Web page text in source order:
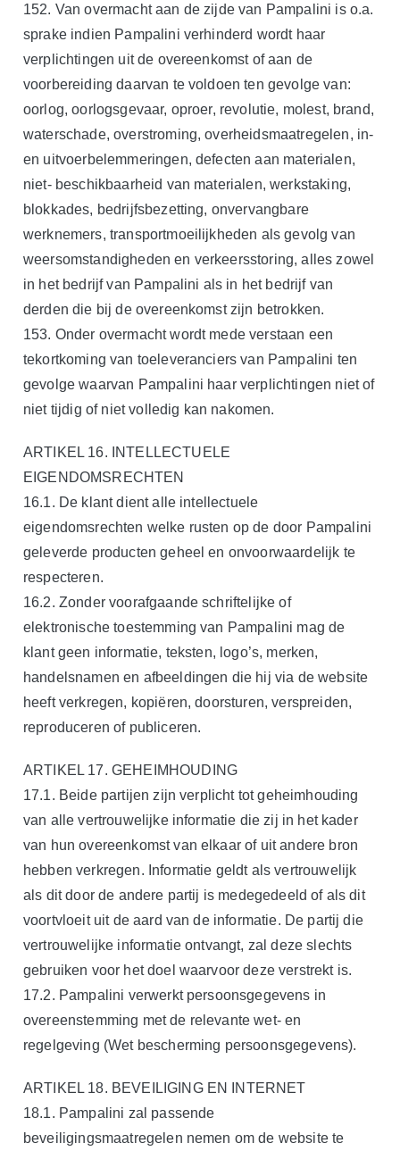
152. Van overmacht aan de zijde van Pampalini is o.a.
sprake indien Pampalini verhinderd wordt haar
verplichtingen uit de overeenkomst of aan de
voorbereiding daarvan te voldoen ten gevolge van:
oorlog, oorlogsgevaar, oproer, revolutie, molest, brand,
waterschade, overstroming, overheidsmaatregelen, in-
en uitvoerbelemmeringen, defecten aan materialen,
niet- beschikbaarheid van materialen, werkstaking,
blokkades, bedrijfsbezetting, onvervangbare
werknemers, transportmoeilijkheden als gevolg van
weersomstandigheden en verkeersstoring, alles zowel
in het bedrijf van Pampalini als in het bedrijf van
derden die bij de overeenkomst zijn betrokken.
153. Onder overmacht wordt mede verstaan een
tekortkoming van toeleveranciers van Pampalini ten
gevolge waarvan Pampalini haar verplichtingen niet of
niet tijdig of niet volledig kan nakomen.
ARTIKEL 16. INTELLECTUELE
EIGENDOMSRECHTEN
16.1. De klant dient alle intellectuele
eigendomsrechten welke rusten op de door Pampalini
geleverde producten geheel en onvoorwaardelijk te
respecteren.
16.2. Zonder voorafgaande schriftelijke of
elektronische toestemming van Pampalini mag de
klant geen informatie, teksten, logo’s, merken,
handelsnamen en afbeeldingen die hij via de website
heeft verkregen, kopiëren, doorsturen, verspreiden,
reproduceren of publiceren.
ARTIKEL 17. GEHEIMHOUDING
17.1. Beide partijen zijn verplicht tot geheimhouding
van alle vertrouwelijke informatie die zij in het kader
van hun overeenkomst van elkaar of uit andere bron
hebben verkregen. Informatie geldt als vertrouwelijk
als dit door de andere partij is medegedeeld of als dit
voortvloeit uit de aard van de informatie. De partij die
vertrouwelijke informatie ontvangt, zal deze slechts
gebruiken voor het doel waarvoor deze verstrekt is.
17.2. Pampalini verwerkt persoonsgegevens in
overeenstemming met de relevante wet- en
regelgeving (Wet bescherming persoonsgegevens).
ARTIKEL 18. BEVEILIGING EN INTERNET
18.1. Pampalini zal passende
beveiligingsmaatregelen nemen om de website te